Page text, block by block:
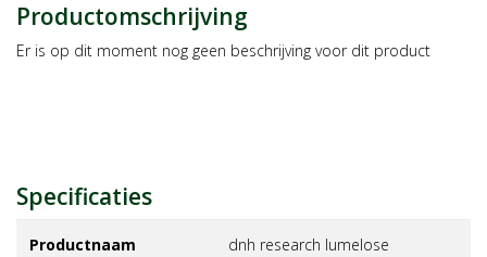
Productomschrijving
Er is op dit moment nog geen beschrijving voor dit product
Specificaties
Productnaam dnh research lumelose